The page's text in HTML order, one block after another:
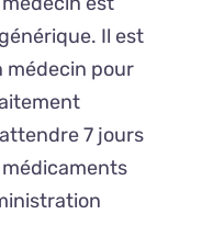
Il est
médecin pour
7 jours